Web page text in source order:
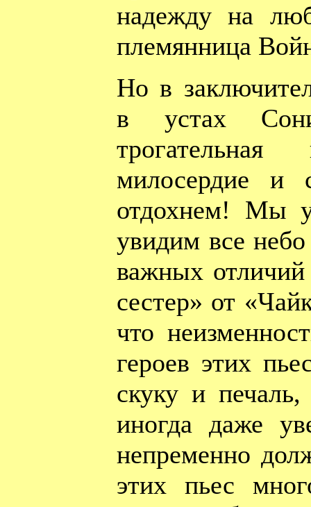
надежду на
племянница
Но в
в устах
милосердие и
отдохнем! Мы
увидим все
важных
сестер» от
что
героев этих
скуку и
иногда даже
непременно
этих пьес